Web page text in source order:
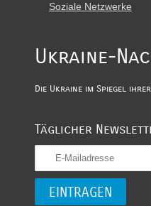
Soziale Netzwerke
Ukraine-
Die Ukraine im Spiegel
Täglicher